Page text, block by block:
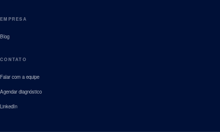
EMPRESA
Blog
CONTATO
Falar com a equipe
Agendar diagnóstico
LinkedIn